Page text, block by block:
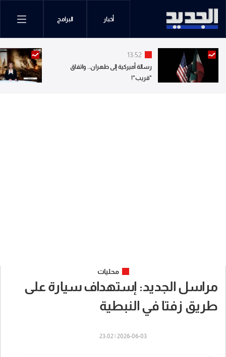
أخبار البرامج
13:52
رسالة أميركية إلى طهران.. واتفاق
"قريب"!
محليات
مراسل الجديد: إستهداف سيارة على
طريق زفتا في النبطية
2026-06-03 | 23:02